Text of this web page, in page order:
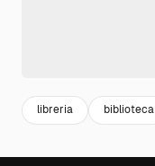
libreria biblioteca